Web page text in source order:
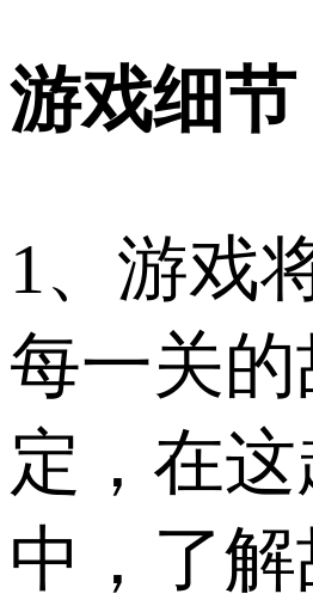
游戏细节
1、游戏
每一关
定，在
中，了